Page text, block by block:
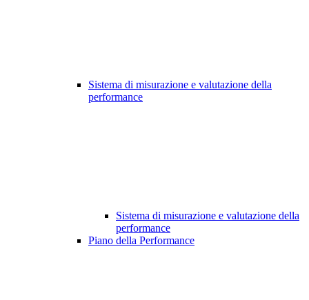
Sistema di misurazione e valutazione della
performance
Sistema di misurazione e valutazione della
performance
Piano della Performance